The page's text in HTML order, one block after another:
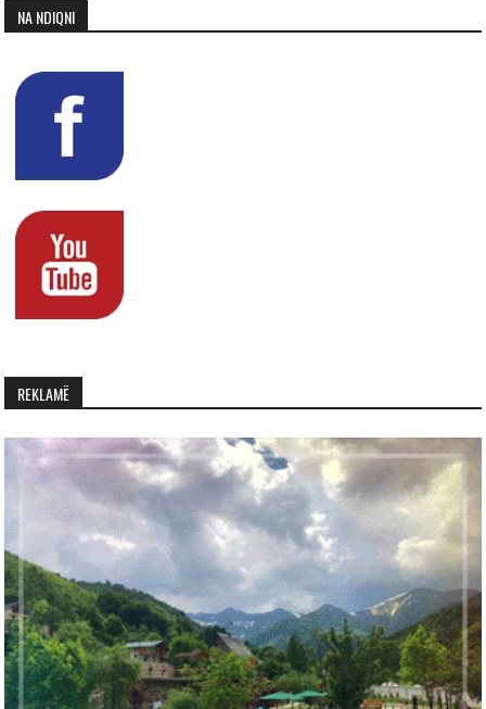
NA NDIQNI
REKLAMË